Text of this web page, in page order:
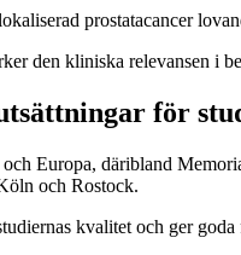
prostatacancer
den kliniska relevansen
för
Europa, däribland
och Rostock.
kvalitet och ger